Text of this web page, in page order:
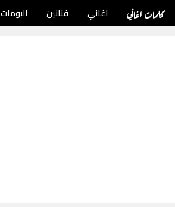
كلمات اغاني اغاني فنانين البومات